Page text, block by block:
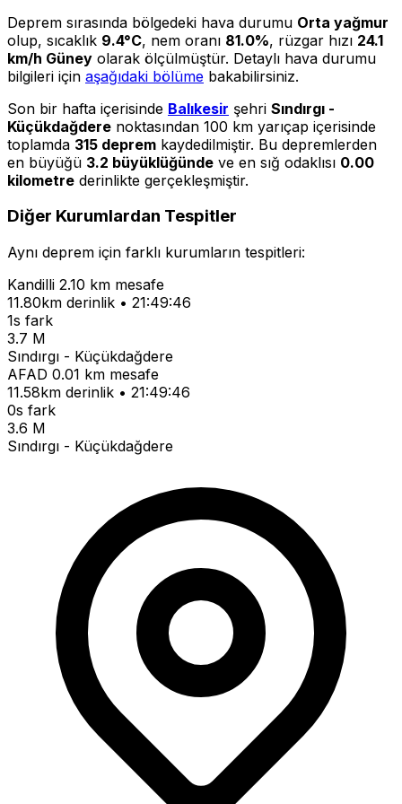
Deprem sırasında bölgedeki hava durumu Orta yağmur
olup, sıcaklık 9.4°C, nem oranı 81.0%, rüzgar hızı 24.1
km/h Güney olarak ölçülmüştür. Detaylı hava durumu
bilgileri için aşağıdaki bölüme bakabilirsiniz.
Son bir hafta içerisinde Balıkesir şehri Sındırgı -
Küçükdağdere noktasından 100 km yarıçap içerisinde
toplamda 315 deprem kaydedilmiştir. Bu depremlerden
en büyüğü 3.2 büyüklüğünde ve en sığ odaklısı 0.00
kilometre derinlikte gerçekleşmiştir.
Diğer Kurumlardan Tespitler
Aynı deprem için farklı kurumların tespitleri:
Kandilli 2.10 km mesafe
11.80km derinlik • 21:49:46
1s fark
3.7 M
Sındırgı - Küçükdağdere
AFAD 0.01 km mesafe
11.58km derinlik • 21:49:46
0s fark
3.6 M
Sındırgı - Küçükdağdere